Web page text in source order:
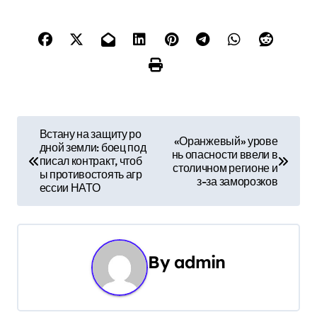
и
ц
Встану на защиту ро
дной земли: боец под
писал контракт, чтоб
ы противостоять агр
ессии НАТО
«Оранжевый» урове
нь опасности ввели в
столичном регионе и
з-за заморозков
Byadmin